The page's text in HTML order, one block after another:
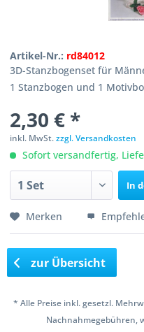
Artikel-Nr.: rd84012
3D-Stanzbogenset für
1 Stanzbogen und 1
2,30 € *
inkl. MwSt.zzgl. Versandkosten
Sofort versandfertig,
In
Merken
zur Übersicht
* Alle Preise inkl. gesetzl.
Nachnahmegebühren,